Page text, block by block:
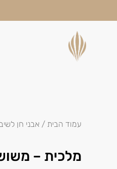
עמוד הבית / אבני חן
מלכית –